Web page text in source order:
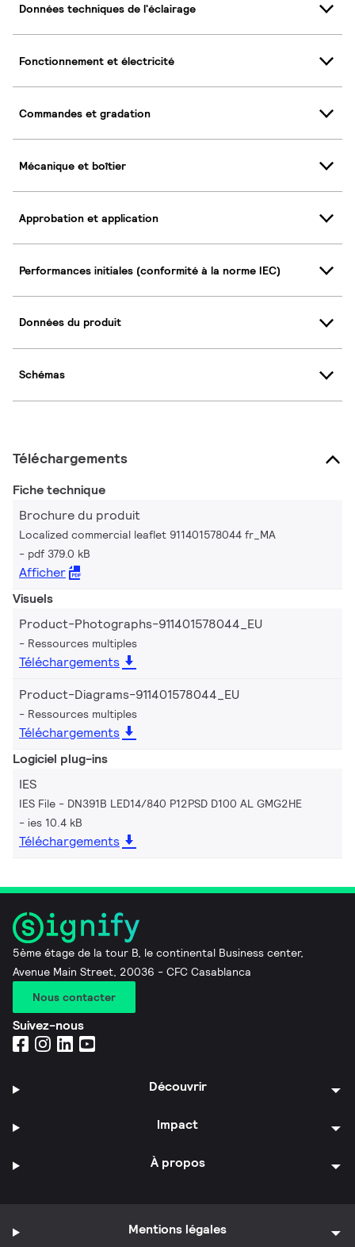
Données techniques de l'éclairage
Fonctionnement et électricité
Commandes et gradation
Mécanique et boîtier
Approbation et application
Performances initiales (conformité à la norme IEC)
Données du produit
Schémas
Téléchargements
Fiche technique
Brochure du produit
Localized commercial leaflet 911401578044 fr_MA
pdf 379.0 kB
Afficher
Visuels
Product-Photographs-911401578044_EU
Ressources multiples
Téléchargements
Product-Diagrams-911401578044_EU
Ressources multiples
Téléchargements
Logiciel plug-ins
IES
IES File - DN391B LED14/840 P12PSD D100 AL GMG2HE
ies 10.4 kB
Téléchargements
5ème étage de la tour B, le continental Business center,
Avenue Main Street, 20036 - CFC Casablanca
Nous contacter
Suivez-nous
Découvrir
Impact
À propos
Mentions légales